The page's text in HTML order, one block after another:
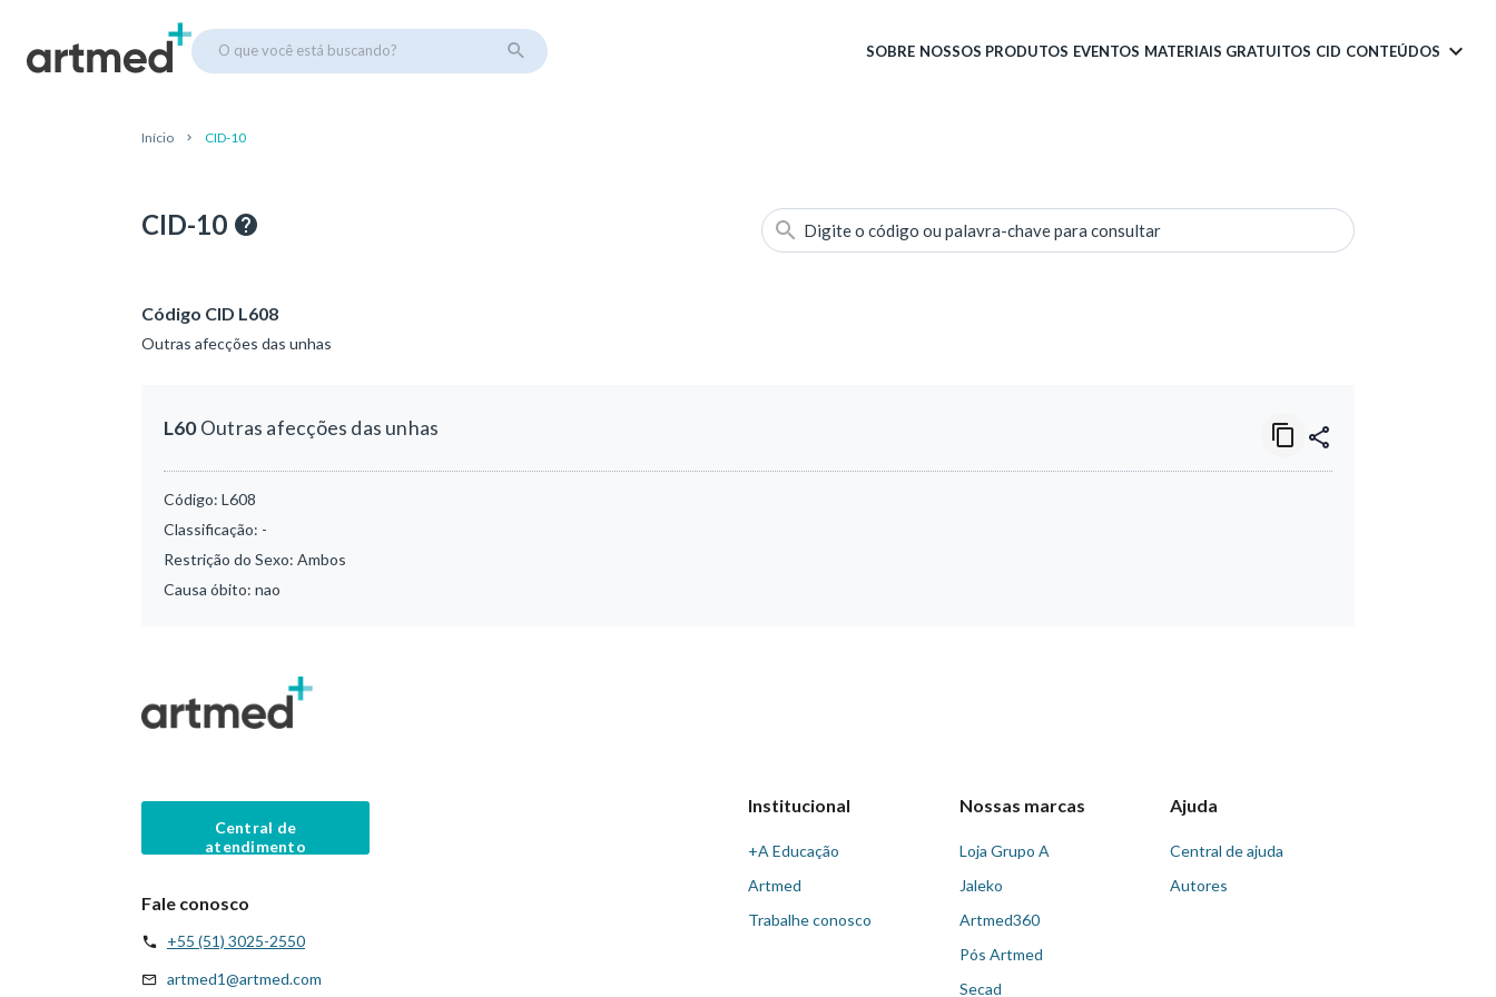
O que você está buscando? SOBRE NOSSOS PRODUTOS EVENTOS MATERIAIS GRATUITOS CID CONTEÚDOS
Início CID-10
CID-10 Digite o código ou palavra-chave para consultar
Código CID L608
Outras afecções das unhas
L60Outras afecções das unhas
Código: L608
Classificação: -
Restrição do Sexo: Ambos
Causa óbito: nao
Central de
atendimento
Fale conosco
+55 (51) 3025-2550
artmed1@artmed.com
Institucional
+A Educação
Artmed
Trabalhe conosco
Nossas marcas
Loja Grupo A
Jaleko
Artmed360
Pós Artmed
Secad
Ajuda
Central de ajuda
Autores